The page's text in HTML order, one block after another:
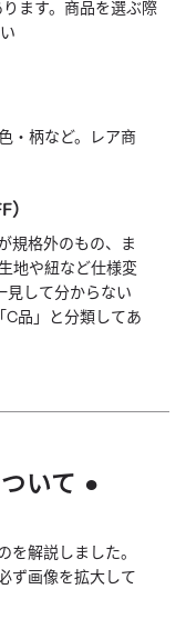
ます。商品を選ぶ際
・柄など。レア商
規格外のもの、ま
地や紐など仕様変
見して分からない
C品」と分類してあ
いて ●
を解説しました。
ず画像を拡大して